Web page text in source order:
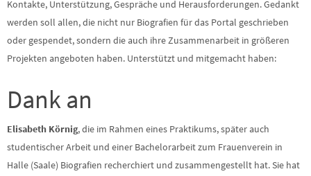
Kontakte, Unterstützung, Gespräche und Herausforderungen. Gedankt
werden soll allen, die nicht nur Biografien für das Portal geschrieben
oder gespendet, sondern die auch ihre Zusammenarbeit in größeren
Projekten angeboten haben. Unterstützt und mitgemacht haben:
Dank an
Elisabeth Körnig, die im Rahmen eines Praktikums, später auch
studentischer Arbeit und einer Bachelorarbeit zum Frauenverein in
Halle (Saale) Biografien recherchiert und zusammengestellt hat. Sie hat